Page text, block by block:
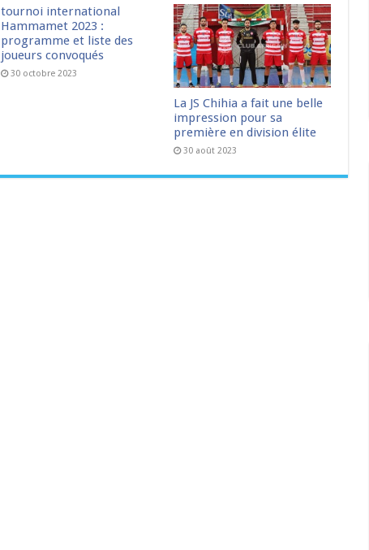
tournoi international
Hammamet 2023 :
programme et liste des
joueurs convoqués
30 octobre 2023
La JS Chihia a fait une belle
impression pour sa
première en division élite
30 août 2023